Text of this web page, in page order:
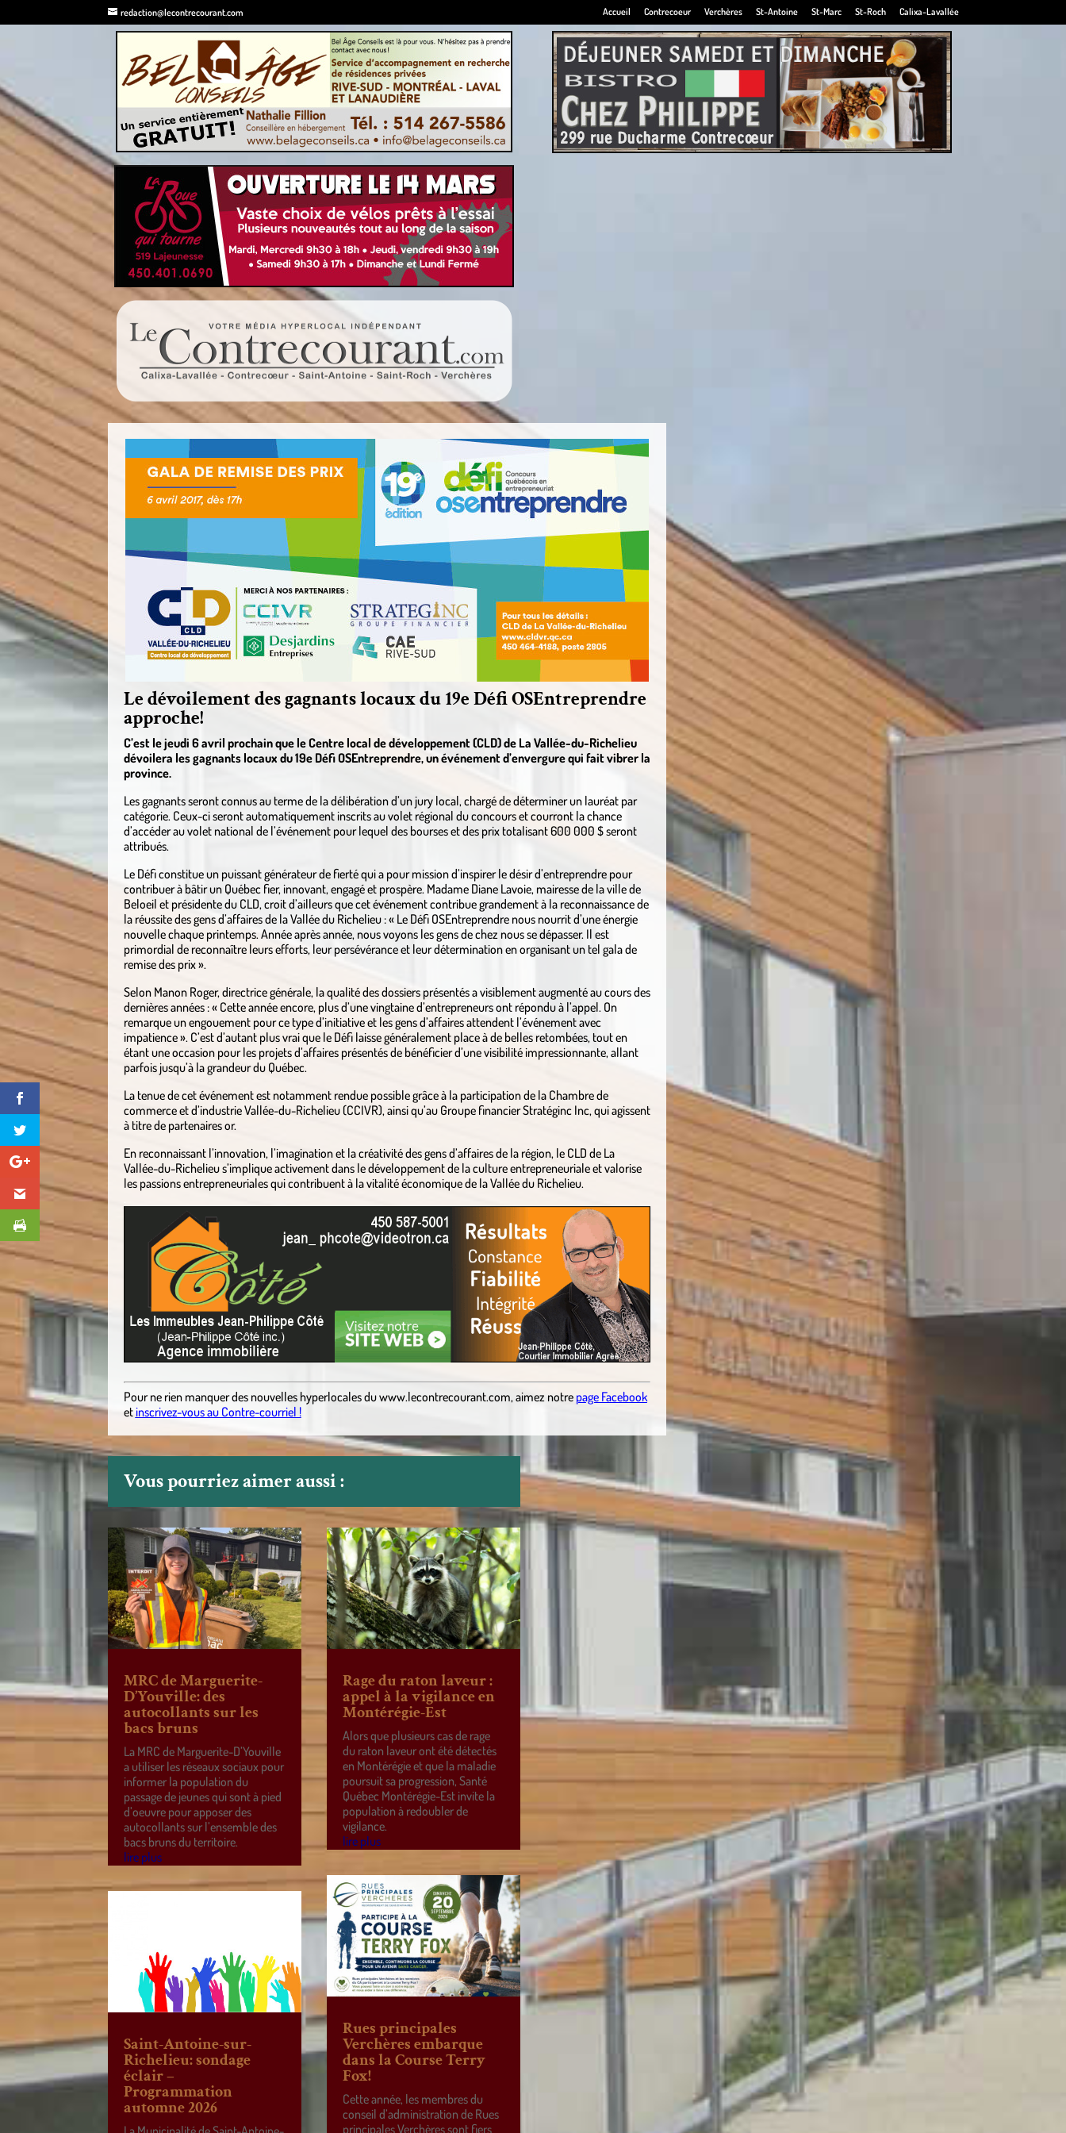
redaction@lecontrecourant.com Accueil Contrecoeur Verchères St-Antoine St-Marc St-Roch Calixa-Lavallée
Le dévoilement des gagnants locaux du 19e Défi OSEntreprendre
approche!
C’est le jeudi 6 avril prochain que le Centre local de développement (CLD) de La Vallée-du-Richelieu
dévoilera les gagnants locaux du 19e Défi OSEntreprendre, un événement d’envergure qui fait vibrer la
province.
Les gagnants seront connus au terme de la délibération d’un jury local, chargé de déterminer un lauréat par
catégorie. Ceux-ci seront automatiquement inscrits au volet régional du concours et courront la chance
d’accéder au volet national de l’événement pour lequel des bourses et des prix totalisant 600 000 $ seront
attribués.
Le Défi constitue un puissant générateur de fierté qui a pour mission d’inspirer le désir d’entreprendre pour
contribuer à bâtir un Québec fier, innovant, engagé et prospère. Madame Diane Lavoie, mairesse de la ville de
Beloeil et présidente du CLD, croit d’ailleurs que cet événement contribue grandement à la reconnaissance de
la réussite des gens d’affaires de la Vallée du Richelieu : « Le Défi OSEntreprendre nous nourrit d’une énergie
nouvelle chaque printemps. Année après année, nous voyons les gens de chez nous se dépasser. Il est
primordial de reconnaître leurs efforts, leur persévérance et leur détermination en organisant un tel gala de
remise des prix ».
Selon Manon Roger, directrice générale, la qualité des dossiers présentés a visiblement augmenté au cours des
dernières années : « Cette année encore, plus d’une vingtaine d’entrepreneurs ont répondu à l’appel. On
remarque un engouement pour ce type d’initiative et les gens d’affaires attendent l’événement avec
impatience ». C’est d’autant plus vrai que le Défi laisse généralement place à de belles retombées, tout en
étant une occasion pour les projets d’affaires présentés de bénéficier d’une visibilité impressionnante, allant
parfois jusqu’à la grandeur du Québec.
La tenue de cet événement est notamment rendue possible grâce à la participation de la Chambre de
commerce et d’industrie Vallée-du-Richelieu (CCIVR), ainsi qu’au Groupe financier Stratéginc Inc, qui agissent
à titre de partenaires or.
En reconnaissant l’innovation, l’imagination et la créativité des gens d’affaires de la région, le CLD de La
Vallée-du-Richelieu s’implique activement dans le développement de la culture entrepreneuriale et valorise
les passions entrepreneuriales qui contribuent à la vitalité économique de la Vallée du Richelieu.
Pour ne rien manquer des nouvelles hyperlocales duwww.lecontrecourant.com,aimez notre page Facebook
etinscrivez-vous au Contre-courriel !
Vous pourriez aimer aussi :
MRC de Marguerite-
D’Youville: des
autocollants sur les
bacs bruns
La MRC de Marguerite-D’Youville
a utiliser les réseaux sociaux pour
informer la population du
passage de jeunes qui sont à pied
d’oeuvre pour apposer des
autocollants sur l’ensemble des
bacs bruns du territoire.
lire plus
Saint-Antoine-sur-
Richelieu: sondage
éclair –
Programmation
automne 2026
Rage du raton laveur :
appel à la vigilance en
Montérégie-Est
Alors que plusieurs cas de rage
du raton laveur ont été détectés
en Montérégie et que la maladie
poursuit sa progression, Santé
Québec Montérégie-Est invite la
population à redoubler de
vigilance.
lire plus
Rues principales
Verchères embarque
dans la Course Terry
Fox!
Cette année, les membres du
conseil d’administration de Rues
principales Verchères sont fiers